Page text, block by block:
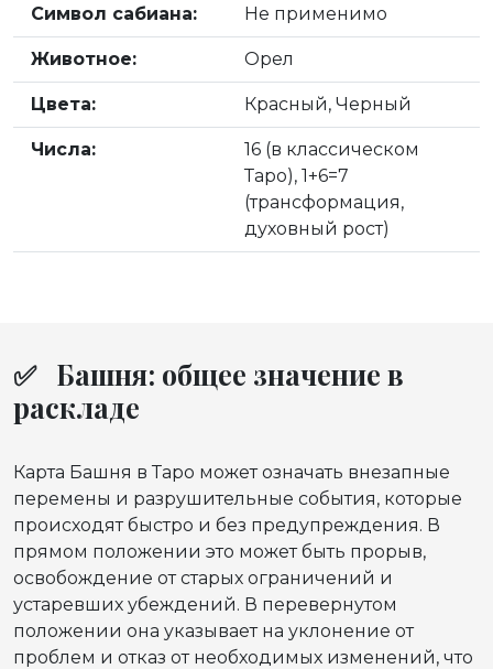
Символ сабиана: Не применимо
Животное: Орел
Цвета: Красный, Черный
Числа:
16 (в классическом
Таро), 1+6=7
(трансформация,
духовный рост)
✅ Башня: общее значение в
раскладе
Карта Башня в Таро может означать внезапные
перемены и разрушительные события, которые
происходят быстро и без предупреждения. В
прямом положении это может быть прорыв,
освобождение от старых ограничений и
устаревших убеждений. В перевернутом
положении она указывает на уклонение от
проблем и отказ от необходимых изменений, что